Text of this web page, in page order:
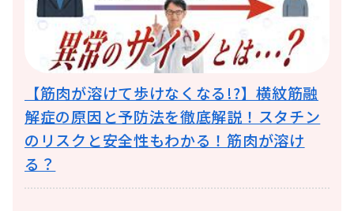
【筋肉が溶けて歩けなくなる!?】横紋筋融
解症の原因と予防法を徹底解説！スタチン
のリスクと安全性もわかる！筋肉が溶け
る？